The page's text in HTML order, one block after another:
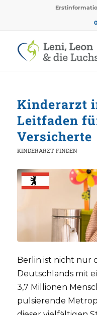
Kinderarzt
Leitfaden
Versicherte
KINDERARZT FINDEN
Berlin ist nicht nur
Deutschlands mit
3,7 Millionen
pulsierende